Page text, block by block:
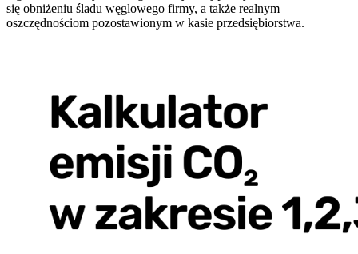
się obniżeniu śladu węglowego firmy, a także realnym
oszczędnościom pozostawionym w kasie przedsiębiorstwa.